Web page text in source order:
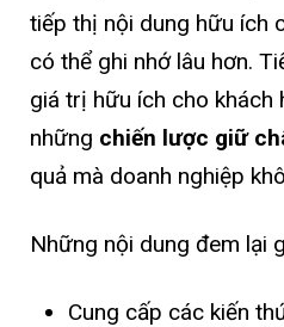
tiếp thị nội dung hữu ích
có thể ghi nhớ lâu hơn.
giá trị hữu ích cho khách
những chiến lược giữ
quả mà doanh nghiệp
Những nội dung đem lại
Cung cấp các kiến